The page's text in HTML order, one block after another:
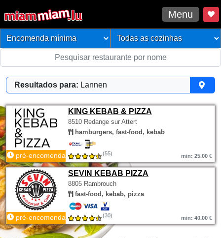
Menu
Resultados para: Lannen
KING KEBAB & PIZZA
8510 Redange sur Attert
hamburgers, fast-food, kebab
pré-encomenda (55) min: 25.00 €
SEVIN KEBAB PIZZA
8805 Rambrouch
fast-food, kebab, pizza
pré-encomenda (30) min: 40.00 €